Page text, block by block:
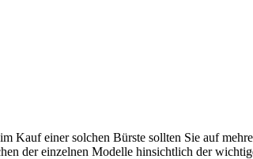
Kauf einer solchen Bürste sollten Sie auf
der einzelnen Modelle hinsichtlich der